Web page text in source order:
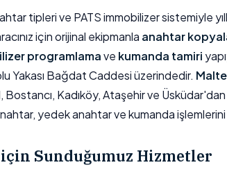
tipleri ve PATS immobilizer sistemiyle
için orijinal ekipmanla anahtar
programlamave kumanda tamiri
Yakası Bağdat Caddesi üzerindedir.
Bostancı, Kadıköy, Ataşehir ve
yedek anahtar ve kumanda işlemlerini
için Sunduğumuz Hizmetler